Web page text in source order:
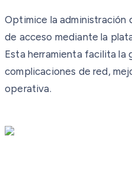
Optimice la administración
de acceso mediante la
Esta herramienta facilita la
complicaciones de red,
operativa.